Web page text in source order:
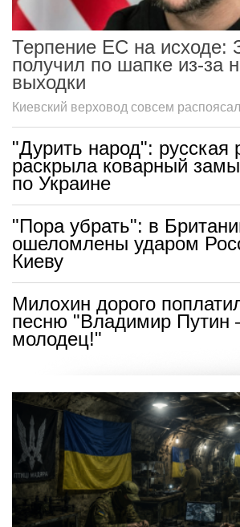
Терпение ЕС на исходе:
получил по шапке из-за
выходки
Киевский верховод совсем
"Дурить народ": русская
раскрыла коварный
по Украине
"Пора убрать": в
ошеломлены ударом
Киеву
Милохин дорого
песню "Владимир Путин
молодец!"